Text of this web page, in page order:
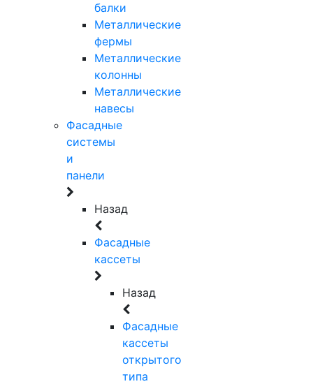
балки
Металлические
фермы
Металлические
колонны
Металлические
навесы
Фасадные
системы
и
панели
Назад
Фасадные
кассеты
Назад
Фасадные
кассеты
открытого
типа